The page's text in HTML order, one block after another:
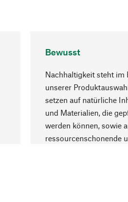
Bewusst
Nachhaltigkeit steht im
unserer
setzen auf natürliche
und Materialien, die
werden können, sowie
ressourcenschonende